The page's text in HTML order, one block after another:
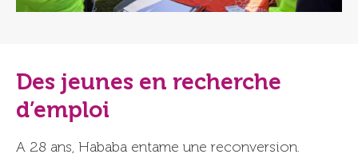
Des jeunes en recherche
d’emploi
A 28 ans, Hababa entame une reconversion.